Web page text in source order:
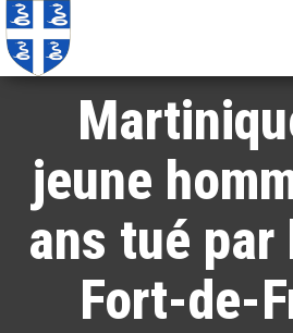
jeune
ans tué par
Fort-de-